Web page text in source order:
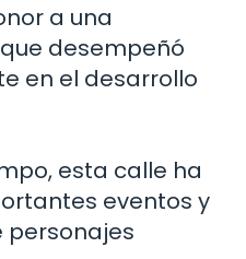
a una
desempeñó
en el desarrollo
esta calle ha
eventos y
personajes